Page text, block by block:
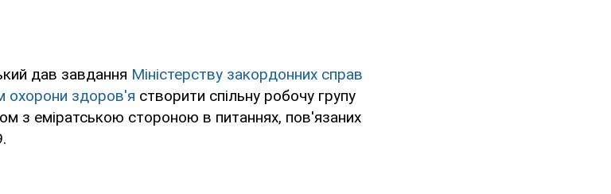
дав завдання Міністерству закордонних справ
охорони здоров'я створити спільну робочу групу
з еміратською стороною в питаннях, пов'язаних